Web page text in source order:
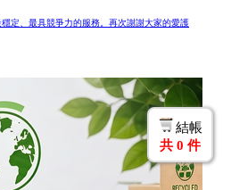
結帳
共 0 件
定、最具競爭力的服務。再次謝謝大家的愛護